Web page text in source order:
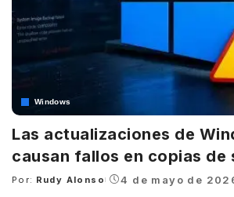
Windows
Las actualizaciones de
causan fallos en copias de
Posted
Por: Rudy Alonso 4 de mayo de